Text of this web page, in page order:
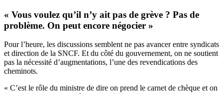
« Vous voulez qu’il n’y ait pas de grève ? Pas de
problème. On peut encore négocier »
Pour l’heure, les discussions semblent ne pas avancer entre syndicats
et direction de la SNCF. Et du côté du gouvernement, on ne soutient
pas la nécessité d’augmentations, l’une des revendications des
cheminots.
« C’est le rôle du ministre de dire on prend le carnet de chèque et on